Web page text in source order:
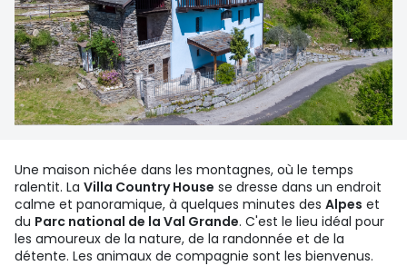
Une maison nichée dans les montagnes, où le temps
ralentit. La Villa Country House se dresse dans un endroit
calme et panoramique, à quelques minutes des Alpes et
du Parc national de la Val Grande. C'est le lieu idéal pour
les amoureux de la nature, de la randonnée et de la
détente. Les animaux de compagnie sont les bienvenus.